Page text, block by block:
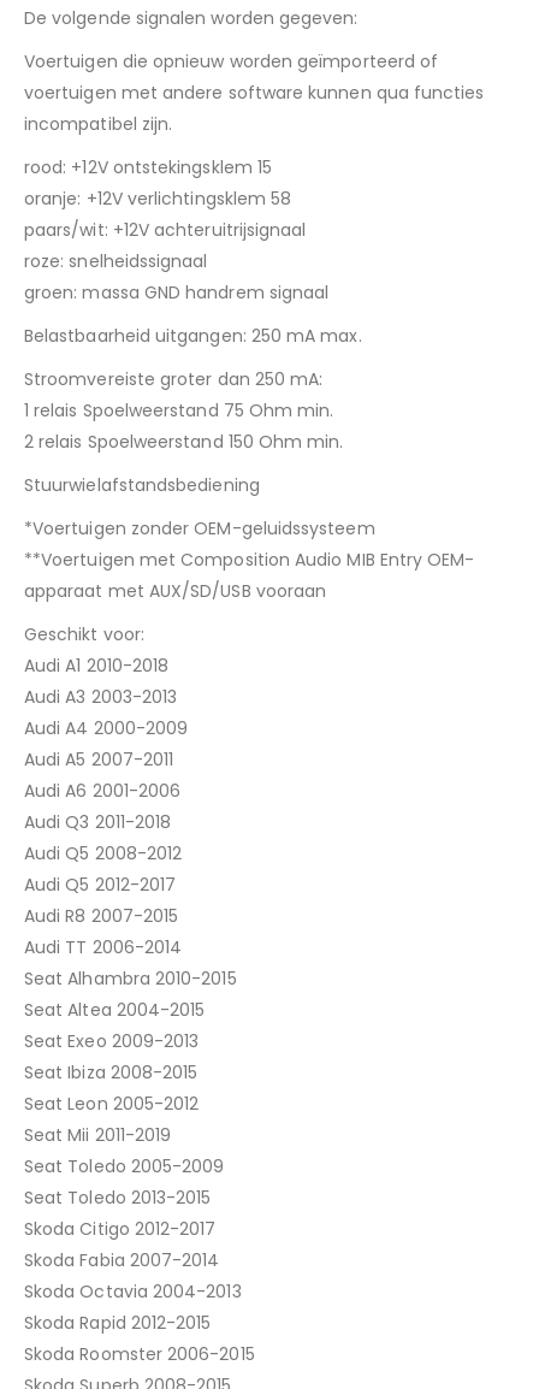
De volgende signalen worden gegeven:
Voertuigen die opnieuw worden geïmporteerd of
voertuigen met andere software kunnen qua functies
incompatibel zijn.
rood: +12V ontstekingsklem 15
oranje: +12V verlichtingsklem 58
paars/wit: +12V achteruitrijsignaal
roze: snelheidssignaal
groen: massa GND handrem signaal
Belastbaarheid uitgangen: 250 mA max.
Stroomvereiste groter dan 250 mA:
1 relais Spoelweerstand 75 Ohm min.
2 relais Spoelweerstand 150 Ohm min.
Stuurwielafstandsbediening
*Voertuigen zonder OEM-geluidssysteem
**Voertuigen met Composition Audio MIB Entry OEM-
apparaat met AUX/SD/USB vooraan
Geschikt voor:
Audi A1 2010-2018
Audi A3 2003-2013
Audi A4 2000-2009
Audi A5 2007-2011
Audi A6 2001-2006
Audi Q3 2011-2018
Audi Q5 2008-2012
Audi Q5 2012-2017
Audi R8 2007-2015
Audi TT 2006-2014
Seat Alhambra 2010-2015
Seat Altea 2004-2015
Seat Exeo 2009-2013
Seat Ibiza 2008-2015
Seat Leon 2005-2012
Seat Mii 2011-2019
Seat Toledo 2005-2009
Seat Toledo 2013-2015
Skoda Citigo 2012-2017
Skoda Fabia 2007-2014
Skoda Octavia 2004-2013
Skoda Rapid 2012-2015
Skoda Roomster 2006-2015